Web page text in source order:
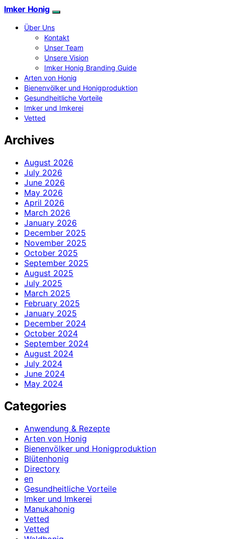
Imker Honig
Über Uns
Kontakt
Unser Team
Unsere Vision
Imker Honig Branding Guide
Arten von Honig
Bienenvölker und Honigproduktion
Gesundheitliche Vorteile
Imker und Imkerei
Vetted
Archives
August 2026
July 2026
June 2026
May 2026
April 2026
March 2026
January 2026
December 2025
November 2025
October 2025
September 2025
August 2025
July 2025
March 2025
February 2025
January 2025
December 2024
October 2024
September 2024
August 2024
July 2024
June 2024
May 2024
Categories
Anwendung & Rezepte
Arten von Honig
Bienenvölker und Honigproduktion
Blütenhonig
Directory
en
Gesundheitliche Vorteile
Imker und Imkerei
Manukahonig
Vetted
Vetted